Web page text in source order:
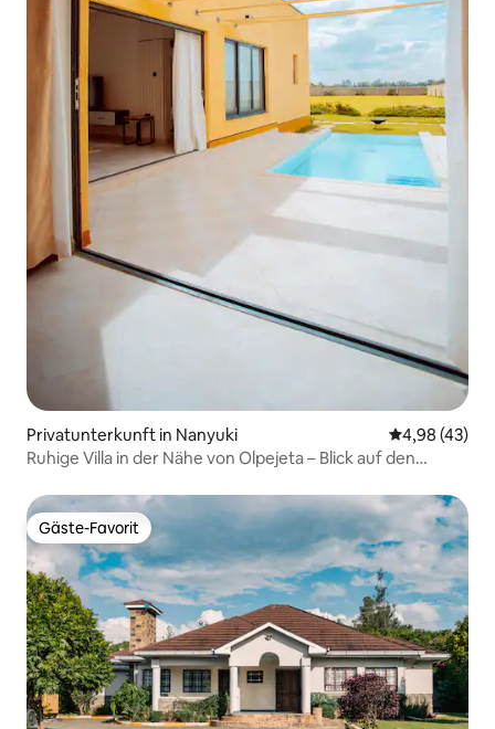
Privatunterkunft in Nanyuki
4,98 (43)
Ruhige Villa in der Nähe von Olpejeta – Blick auf den
Gäste-Favorit
Gäste-Favorit